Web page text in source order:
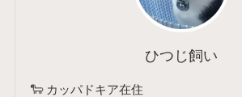
ひつじ飼い
🐑 カッパドキア在住